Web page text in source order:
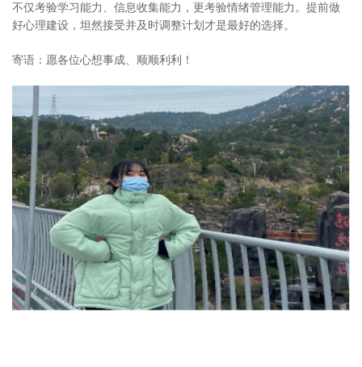
不仅考验学习能力、信息收集能力，更考验情绪管理能力。提前做
好心理建设，坦然接受并及时调整计划才是最好的选择。
寄语：愿各位心想事成、顺顺利利！